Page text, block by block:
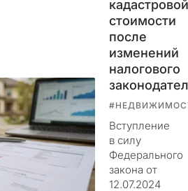
кадастровой
стоимости
после
изменений
налогового
Вступление
в силу
Федерального
закона от
12.07.2024